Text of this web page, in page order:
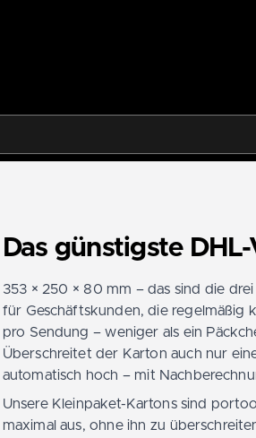
Das günstigste
353 × 250 × 80 mm – das sind die
für Geschäftskunden, die regelmäßig
pro Sendung – weniger als ein
Überschreitet der Karton auch nur
automatisch hoch – mit
Unsere Kleinpaket-Kartons sind
maximal aus, ohne ihn zu